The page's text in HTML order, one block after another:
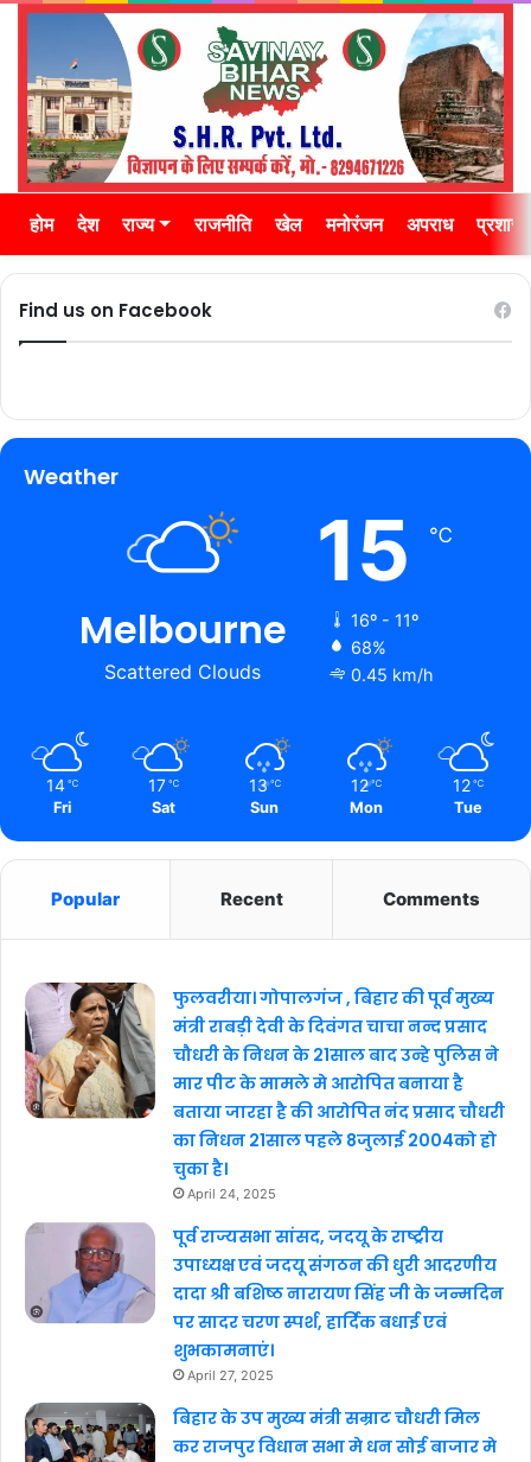
होम देश राज्य राजनीति खेल मनोरंजन अपराध
Find us on Facebook
Weather
Melbourne
Scattered Clouds
15 ℃
16º - 11º
68%
0.45 km/h
14 ℃
Fri
17 ℃
Sat
13 ℃
Sun
12 ℃
Mon
12 ℃
Tue
Popular Recent Comments
फुलवरीया। गोपालगंज , बिहार की पूर्व मुख्य
मंत्री राबड़ी देवी के दिवंगत चाचा नन्द प्रसाद
चौधरी के निधन के 21साल बाद उन्हे पुलिस ने
मार पीट के मामले मे आरोपित बनाया है
बताया जारहा है की आरोपित नंद प्रसाद चौधरी
का निधन 21साल पहले 8जुलाई 2004को हो
चुका है।
April 24, 2025
पूर्व राज्यसभा सांसद, जदयू के राष्ट्रीय
उपाध्यक्ष एवं जदयू संगठन की धुरी आदरणीय
दादा श्री बशिष्ठ नारायण सिंह जी के जन्मदिन
पर सादर चरण स्पर्श, हार्दिक बधाई एवं
शुभकामनाएं।
April 27, 2025
बिहार के उप मुख्य मंत्री सम्राट चौधरी मिल
कर राजपुर विधान सभा मे धन सोई बाजार मे